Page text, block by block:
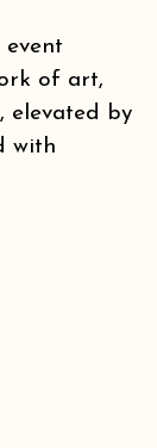
event
of art,
elevated by
with